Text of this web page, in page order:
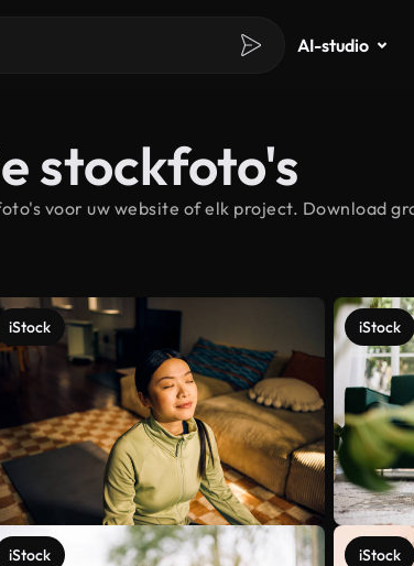
AI-studio
stockfoto's
voor uw website of elk project. Download
iStock
iStock
iStock
iStock